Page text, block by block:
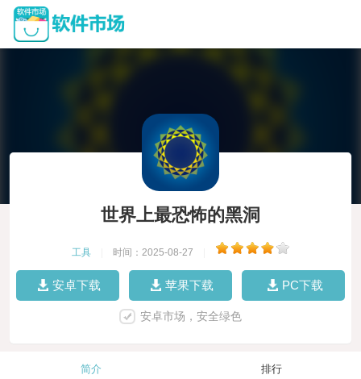
世界上最恐怖的黑洞
工具 时间：2025-08-27
安卓下载 苹果下载 PC下载
安卓市场，安全绿色
简介 排行